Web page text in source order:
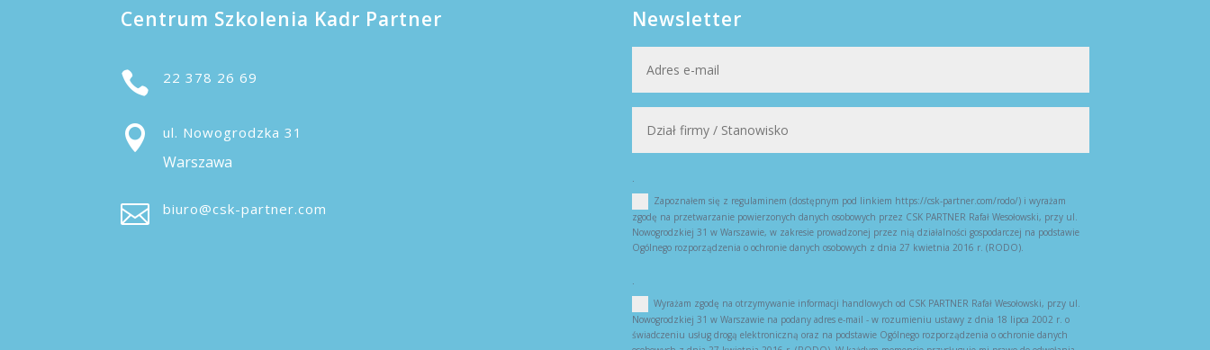
Centrum Szkolenia Kadr Partner
 22 378 26 69
 ul. Nowogrodzka 31
Warszawa
 biuro@csk-partner.com
Newsletter
Zapoznałem się z regulaminem (dostępnym pod linkiem https://csk-partner.com/rodo/) i wyrażam
zgodę na przetwarzanie powierzonych danych osobowych przez CSK PARTNER Rafał Wesołowski, przy ul.
Nowogrodzkiej 31 w Warszawie, w zakresie prowadzonej przez nią działalności gospodarczej na podstawie
Ogólnego rozporządzenia o ochronie danych osobowych z dnia 27 kwietnia 2016 r. (RODO).
Wyrażam zgodę na otrzymywanie informacji handlowych od CSK PARTNER Rafał Wesołowski, przy ul.
Nowogrodzkiej 31 w Warszawie na podany adres e-mail - w rozumieniu ustawy z dnia 18 lipca 2002 r. o
świadczeniu usług drogą elektroniczną oraz na podstawie Ogólnego rozporządzenia o ochronie danych